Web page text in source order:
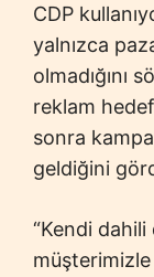
CDP
yalnızca
olmadığını
reklam
sonra
geldiğini
“Kendi
müşterimizle